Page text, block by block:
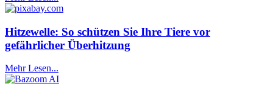
Hitzewelle: So schützen Sie Ihre Tiere vor
gefährlicher Überhitzung
Mehr Lesen...